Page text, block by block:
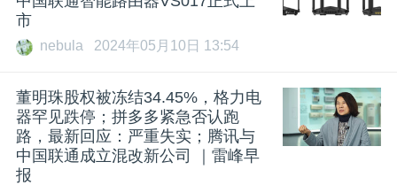
开
课
活
市
nebula 2024年05月10日 13:54
董明珠股权被冻结34.45%，格力电
器罕见跌停；拼多多紧急否认跑
路，最新回应：严重失实；腾讯与
中国联通 成立混改新公司 ｜雷峰早
报